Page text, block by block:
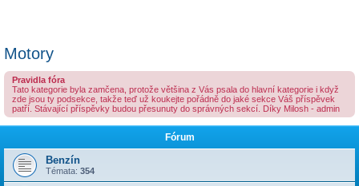
Motory
Pravidla fóra
Tato kategorie byla zamčena, protože většina z Vás psala do hlavní kategorie i když
zde jsou ty podsekce, takže teď už koukejte pořádně do jaké sekce Váš příspěvek
patří. Stávající příspěvky budou přesunuty do správných sekcí. Díky Milosh - admin
Fórum
Benzín
Témata: 354